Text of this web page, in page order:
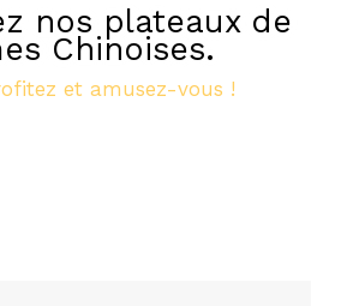
nos plateaux de
Chinoises.
et amusez-vous !